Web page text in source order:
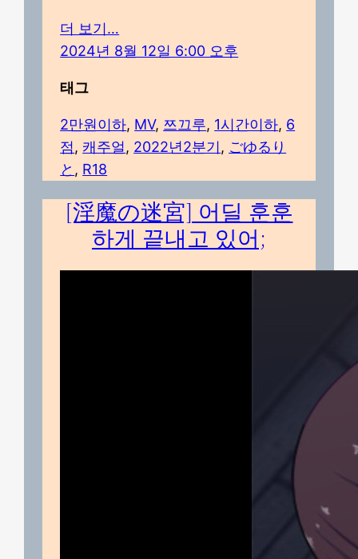
더 보기…
2024년 8월 12일 6:00 오후
태그
2만원이하, MV, 쯔끄루, 1시간이하, 6
점, 캐주얼 , 2022년2분기 , ごゆるり
と , R18
[淫魔の迷宮] 어딜 훈훈
하게 끝내고 있어;